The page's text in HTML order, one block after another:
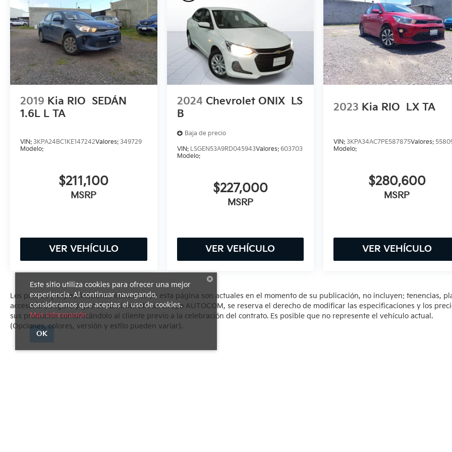
2019 Kia RIO SEDÁN
1.6L L TA
VIN: 3KPA24BC1KE147242Valores: 349729
Modelo:
$211,100
MSRP
VER VEHÍCULO
2024 Chevrolet ONIX
LS
B
Baja de precio
VIN: LSGEN53A9RD045943Valores: 603703
Modelo:
$227,000
MSRP
VER VEHÍCULO
2023 Kia RIO LX TA
VIN:3KPA34AC7PE587875Valores:
Modelo:
$280,600
MSRP
VER VEHÍCULO
Los precios y especificaciones indicados en esta página son actuales en el momento de su publicación, no incluyen: tenencias,
accesorios, seguro y gastos administrativos. Grupo AUTOCOM, se reserva el derecho de modificar las especificaciones y los
sus productos comunicándolo al cliente previo a la celebración del contrato. Es posible que no represente el vehículo actual.
(Opciones, colores, versión y estilo pueden variar).
Este sitio utiliza cookies para ofrecer una mejor
experiencia. Al continuar navegando,
consideramos que aceptas el uso de cookies.
Más información
OK